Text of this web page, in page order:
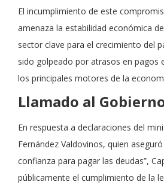
El incumplimiento de este
amenaza la estabilidad económica
sector clave para el crecimiento del
sido golpeado por atrasos en pagos
los principales motores de la
Llamado al
En respuesta a declaraciones del
Fernández Valdovinos, quien
confianza para pagar las deudas”,
públicamente el cumplimiento de la